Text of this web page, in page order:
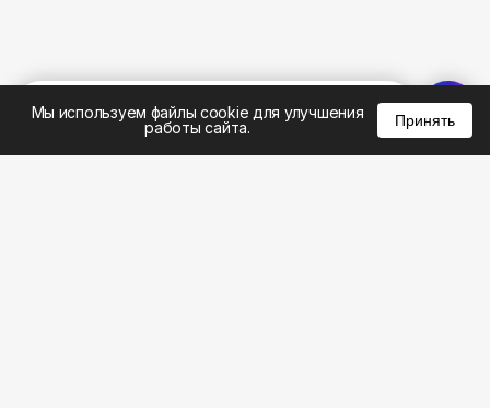
Мы используем файлы cookie для улучшения
работы сайта.
Принять